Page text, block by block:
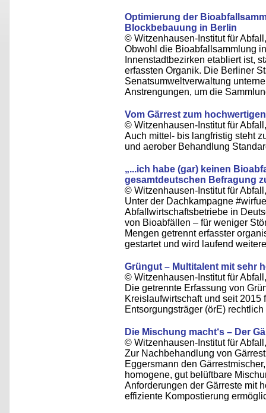
Optimierung der
Blockbebauung in Berlin
© Witzenhausen-Institut für
Obwohl die Bioabfallsammlung
Innenstadtbezirken etabliert ist,
erfassten Organik. Die Berliner
Senatsumweltverwaltung
Anstrengungen, um die
Vom Gärrest zum
© Witzenhausen-Institut für
Auch mittel- bis langfristig steht
und aerober Behandlung
„...ich habe (gar) keinen
gesamtdeutschen Befragung
© Witzenhausen-Institut für
Unter der Dachkampagne
Abfallwirtschaftsbetriebe in
von Bioabfällen – für weniger
Mengen getrennt erfasster
gestartet und wird laufend
Grüngut – Multitalent mit sehr
© Witzenhausen-Institut für
Die getrennte Erfassung von
Kreislaufwirtschaft und seit
Entsorgungsträger (örE)
Die Mischung macht‘s – Der
© Witzenhausen-Institut für
Zur Nachbehandlung von
Eggersmann den
homogene, gut belüftbare
Anforderungen der Gärreste mit
effiziente Kompostierung